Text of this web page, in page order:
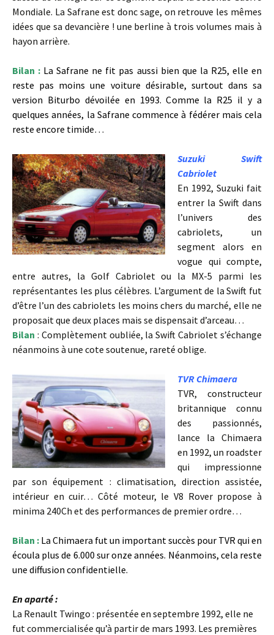
Mondiale. La Safrane est donc sage, on retrouve les mêmes
idées que sa devancière ! une berline à trois volumes mais à
hayon arrière.
Bilan : La Safrane ne fit pas aussi bien que la R25, elle en
reste pas moins une voiture désirable, surtout dans sa
version Biturbo dévoilée en 1993. Comme la R25 il y a
quelques années, la Safrane commence à fédérer mais cela
reste encore timide…
Suzuki Swift
Cabriolet
En 1992, Suzuki fait
entrer la Swift dans
l’univers des
cabriolets, un
segment alors en
vogue qui compte,
entre autres, la Golf Cabriolet ou la MX-5 parmi les
représentantes les plus célèbres. L’argument de la Swift fut
d’être l’un des cabriolets les moins chers du marché, elle ne
proposait que deux places mais se dispensait d’arceau…
Bilan : Complètement oubliée, la Swift Cabriolet s’échange
néanmoins à une cote soutenue, rareté oblige.
TVR Chimaera
TVR, constructeur
britannique connu
des passionnés,
lance la Chimaera
en 1992, un roadster
qui impressionne
par son équipement : climatisation, direction assistée,
intérieur en cuir… Côté moteur, le V8 Rover propose à
minima 240Ch et des performances de premier ordre…
Bilan : La Chimaera fut un important succès pour TVR qui en
écoula plus de 6.000 sur onze années. Néanmoins, cela reste
une diffusion confidentielle.
En aparté :
La Renault Twingo : présentée en septembre 1992, elle ne
fut commercialisée qu’à partir de mars 1993. Les premières